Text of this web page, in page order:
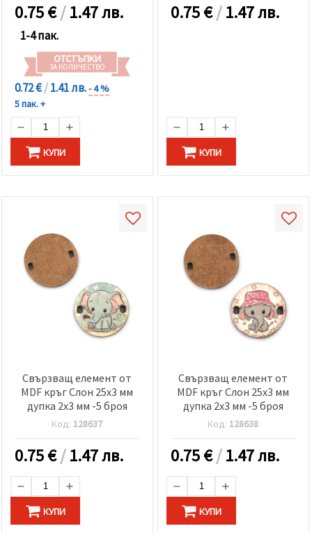
0.75€/1.47 лв.
1-4 пак.
ОТСТЪПКИ
ЗА КОЛИЧЕСТВО
0.72 €/1.41 лв.- 4 %
5 пак. +
КУПИ
0.75€/1.47 лв.
КУПИ
Свързващ елемент от
MDF кръг Слон 25x3 мм
дупка 2x3 мм -5 броя
Код: 128637
0.75€/1.47 лв.
КУПИ
Свързващ елемент от
MDF кръг Слон 25x3 мм
дупка 2x3 мм -5 броя
Код: 128638
0.75€/1.47 лв.
КУПИ